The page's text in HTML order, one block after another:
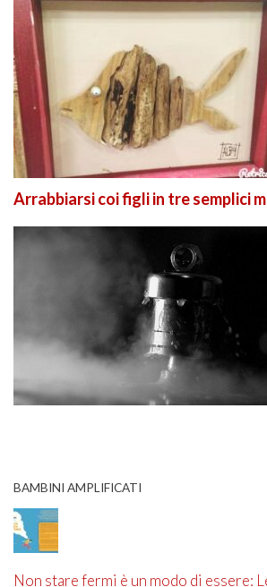
Arrabbiarsi coi figli in tre semplici
BAMBINI AMPLIFICATI
Non stare fermi è un modo di essere: